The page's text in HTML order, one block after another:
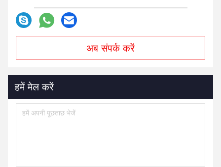
अब संपर्क करें
हमें मेल करें